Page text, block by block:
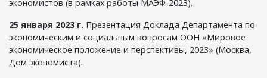
экономистов (в рамках работы МАЭФ-2023).
25 января 2023 г. Презентация Доклада Департамента по
экономическим и социальным вопросам ООН «Мировое
экономическое положение и перспективы, 2023» (Москва,
Дом экономиста).